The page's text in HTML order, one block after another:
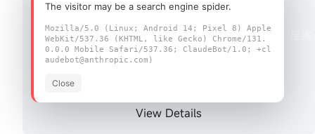
View Details
The visitor may be a search engine spider.
Mozilla/5.0 (Linux; Android 14; Pixel 8) Apple
WebKit/537.36 (KHTML, like Gecko) Chrome/131.
0.0.0 Mobile Safari/537.36; ClaudeBot/1.0; +cl
audebot@anthropic.com)
Close